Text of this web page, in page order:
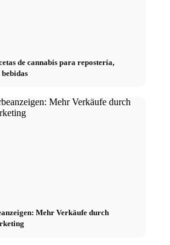
de cannabis para repostería,
Mehr Verkäufe durch